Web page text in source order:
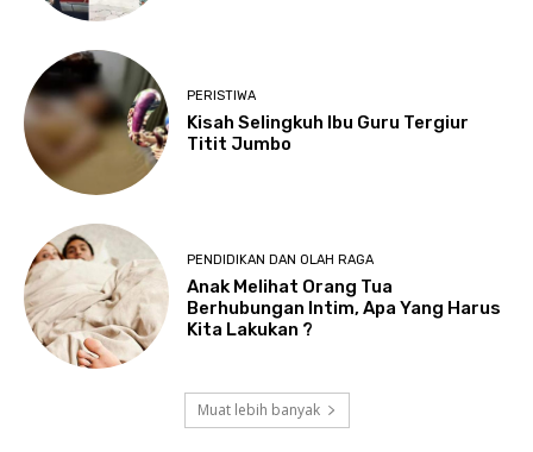
PERISTIWA
Kisah Selingkuh Ibu Guru Tergiur
Titit Jumbo
PENDIDIKAN DAN OLAH RAGA
Anak Melihat Orang Tua
Berhubungan Intim, Apa Yang Harus
Kita Lakukan ?
Muat lebih banyak